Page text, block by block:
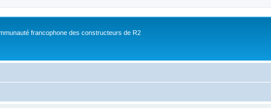
francophone des constructeurs de R2